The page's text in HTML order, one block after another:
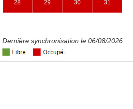
28 29 30 31
Dernière synchronisation le 06/08/2026